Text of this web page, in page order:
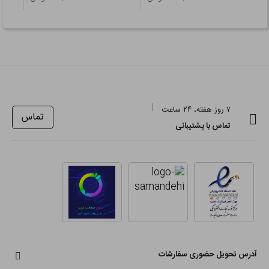
۷ روز هفته، ۲۴ ساعت
تماس با پشتیبانی
تماس
آدرس تحویل حضوری سفارشات